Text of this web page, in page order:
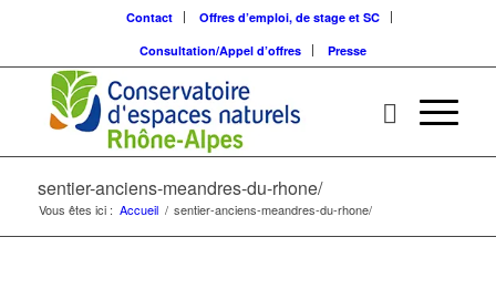
Contact
Offres d’emploi, de stage et SC
Consultation/Appel d’offres
Presse
sentier-anciens-meandres-du-rhone/
Vous êtes ici : Accueil / sentier-anciens-meandres-du-rhone/